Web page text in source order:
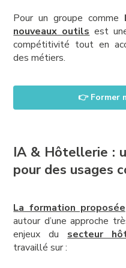
Pour un groupe comme
nouveaux outils est
compétitivité tout en
des métiers.
👉 Former
IA & Hôtellerie :
pour des usages
La formation proposée
autour d’une approche
enjeux du secteur
travaillé sur :